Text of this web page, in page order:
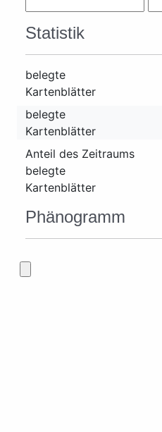
Statistik
belegte
Kartenblätter
belegte
Kartenblätter
Anteil des Zeitraums
belegte
Kartenblätter
Phänogramm